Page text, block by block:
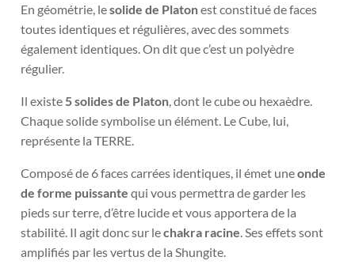
En géométrie, lesolide de Platonest constitué de faces
toutes identiques et régulières, avec des sommets
également identiques. On dit que c’est un polyèdre
régulier.
Il existe 5 solides de Platon, dont le cube ou hexaèdre.
Chaque solide symbolise un élément. Le Cube, lui,
représente la TERRE.
Composé de 6 faces carrées identiques, il émet uneonde
de forme puissante qui vous permettra de garder les
pieds sur terre, d’être lucide et vous apportera de la
stabilité. Il agit donc sur lechakra racine. Ses effets sont
amplifiés par les vertus de la Shungite.